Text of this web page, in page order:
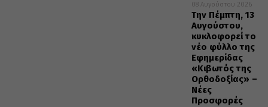
08 Αυγούστου 2026
Την Πέμπτη, 13
Αυγούστου,
κυκλοφορεί το
νέο φύλλο της
Εφημερίδας
«Κιβωτός της
Ορθοδοξίας» –
Νέες
Προσφορές